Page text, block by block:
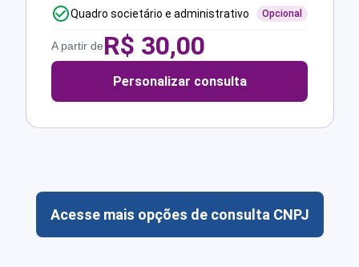
Quadro societário e administrativo Opcional
A partir deR$ 30,00
Personalizar consulta
Acesse mais opções de consulta CNPJ